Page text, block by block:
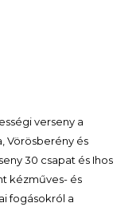
verseny a
Vörösberény és
30 csapat és Ihos
kézműves- és
fogásokról a